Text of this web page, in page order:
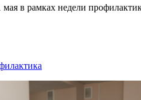
в рамках недели